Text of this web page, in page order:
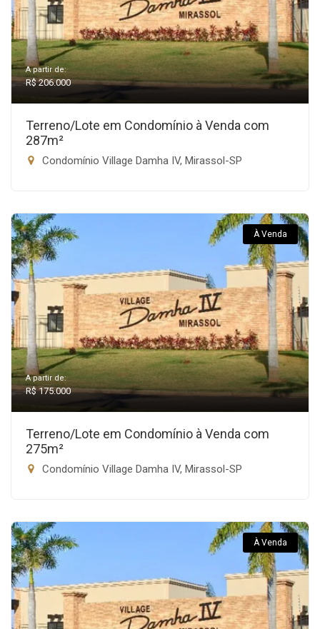
A partir de:
R$ 206.000
Terreno/Lote em Condomínio à Venda com
287m²
Condomínio Village Damha IV, Mirassol-SP
À Venda
A partir de:
R$ 175.000
Terreno/Lote em Condomínio à Venda com
275m²
Condomínio Village Damha IV, Mirassol-SP
À Venda